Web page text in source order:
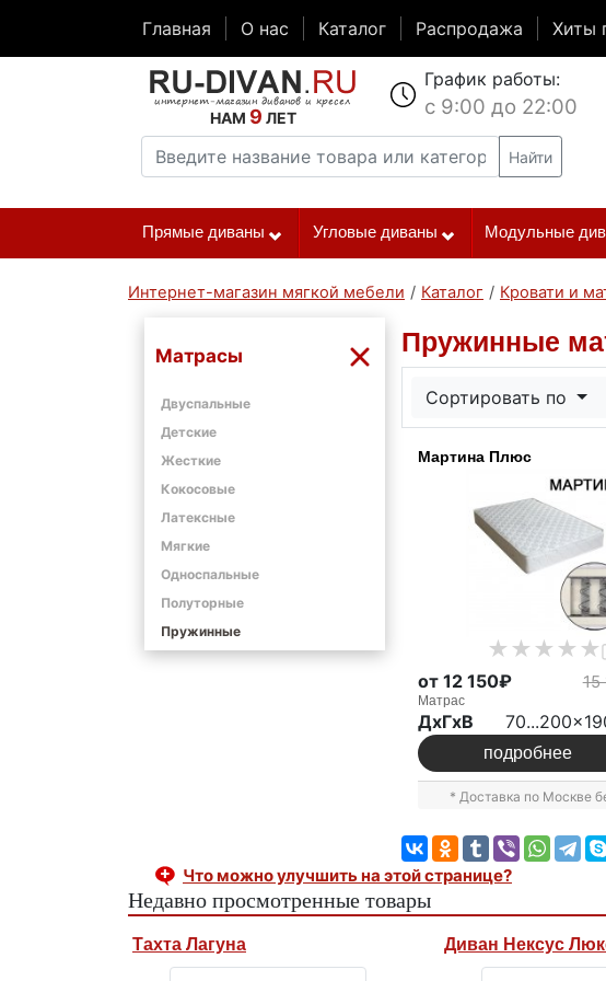
Главная О нас Каталог Распродажа Хиты
НАМ 9 ЛЕТ
График работы:
с 9:00 до 22:00
Найти
Прямые диваны Угловые диваны Модульные
Интернет-магазин мягкой мебели / Каталог / Кровати и
Матрасы
Двуспальные
Детские
Жесткие
Кокосовые
Латексные
Мягкие
Односпальные
Полуторные
Пружинные
Пружинные
Сортировать по
Мартина Плюс
от 12 150₽ 15
Матрас
ДxГxВ
подробнее
* Доставка по Москве
Что можно улучшить на этой странице?
Недавно просмотренные товары
Тахта Лагуна Диван Нексус